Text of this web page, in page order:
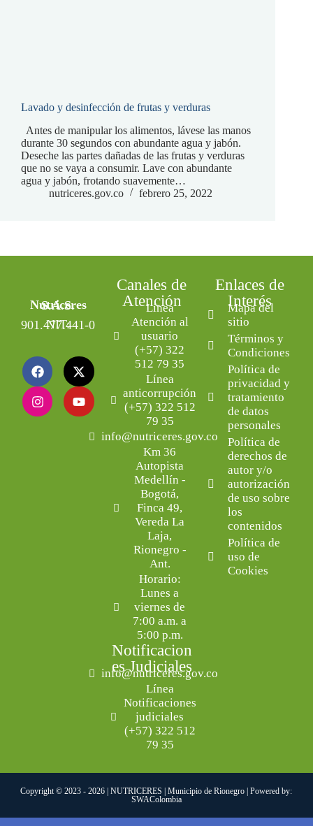
Lavado y desinfección de frutas y verduras
Antes de manipular los alimentos, lávese las manos
durante 30 segundos con abundante agua y jabón.
Deseche las partes dañadas de las frutas y verduras
que no se vaya a consumir. Lave con abundante
agua y jabón, frotando suavemente…
nutriceres.gov.co
febrero 25, 2022
Nutriceres S.A.S.
NIT: 901.477.441-0
Canales de
Atención
Línea
Atención al
usuario
(+57) 322
512 79 35
Línea
anticorrupción
(+57) 322 512
79 35
info@nutriceres.gov.co
Km 36
Autopista
Medellín -
Bogotá,
Finca 49,
Vereda La
Laja,
Rionegro -
Ant.
Horario:
Lunes a
viernes de
7:00 a.m. a
5:00 p.m.
Notificacion
es Judiciales
info@nutriceres.gov.co
Línea
Notificaciones
judiciales
(+57) 322 512
79 35
Enlaces de
Interés
Mapa del
sitio
Términos y
Condiciones
Política de
privacidad y
tratamiento
de datos
personales
Política de
derechos de
autor y/o
autorización
de uso sobre
los
contenidos
Política de
uso de
Cookies
Copyright © 2023 - 2026 | NUTRICERES | Municipio de Rionegro | Powered by:
SWAColombia